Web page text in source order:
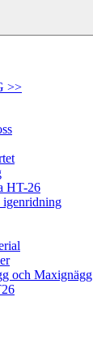
>>
HT-26
och Maxignägg